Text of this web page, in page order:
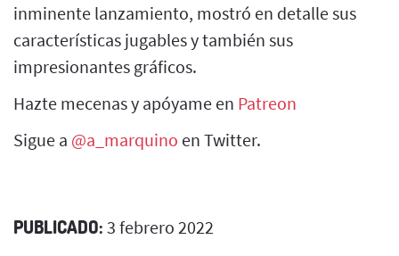
inminente lanzamiento, mostró en detalle sus
características jugables y también sus
impresionantes gráficos.
Hazte mecenas y apóyame en Patreon
Sigue a @a_marquino en Twitter.
PUBLICADO: 3 febrero 2022